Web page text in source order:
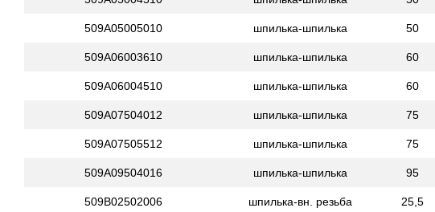
509A05005010 шпилька-шпилька 50
509A06003610 шпилька-шпилька 60
509A06004510 шпилька-шпилька 60
509A07504012 шпилька-шпилька 75
509A07505512 шпилька-шпилька 75
509A09504016 шпилька-шпилька 95
509B02502006 шпилька-вн. резьба 25,5